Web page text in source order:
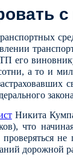
а то и
Никита
что
дорожной